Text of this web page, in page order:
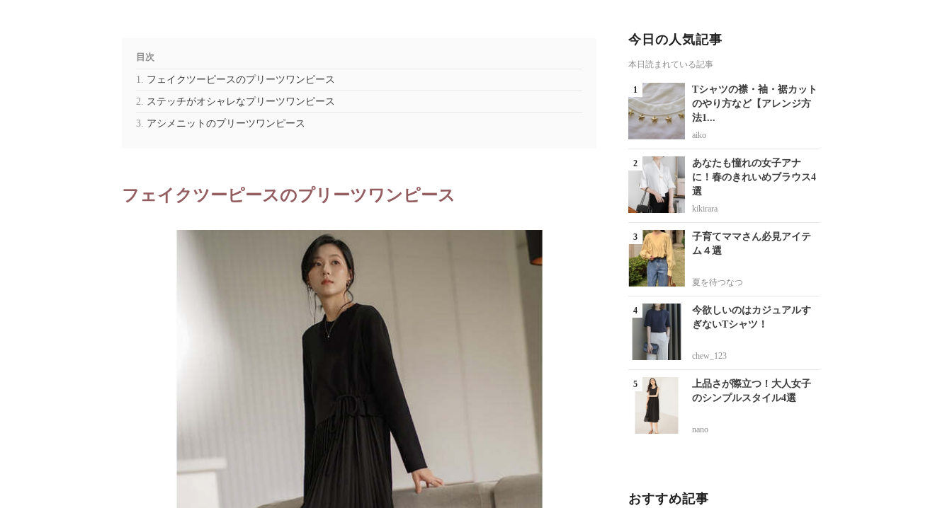
目次
フェイクツーピースのプリーツワンピース
ステッチがオシャレなプリーツワンピース
アシメニットのプリーツワンピース
フェイクツーピースのプリーツワンピース
今日の人気記事
本日読まれている記事
Tシャツの襟・袖・裾カット
のやり方など【アレンジ方
法1...
aiko
あなたも憧れの女子アナ
に！春のきれいめブラウス4
選
kikirara
子育てママさん必見アイテ
ム４選
夏を待つなつ
今欲しいのはカジュアルす
ぎないTシャツ！
chew_123
上品さが際立つ！大人女子
のシンプルスタイル4選
nano
おすすめ記事